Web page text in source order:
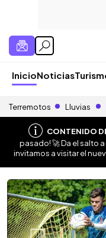
InicioNoticias
Terremotos Lluvias
CONTENIDO
pasado! 🚀 Da el salto
invitamos a visitar el